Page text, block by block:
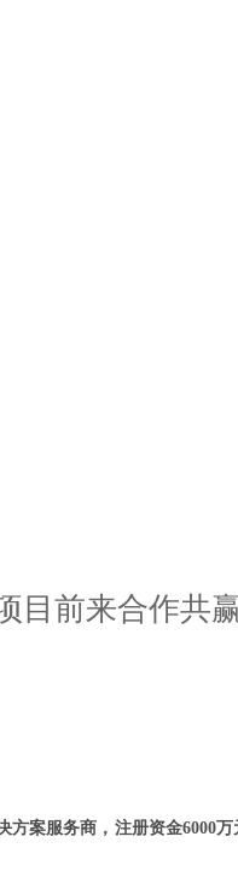
目前来合作共赢
案服务商，注册资金6000